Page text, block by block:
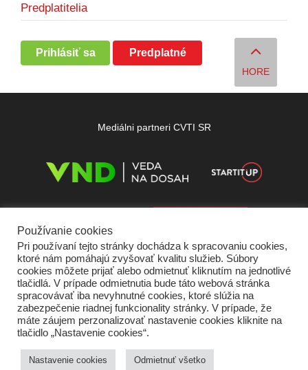
Predplatitelia
Prihlásiť sa Predplatné
HORE
Mediálni partneri CVTI SR
Domov O nás Kontakt Vydavateľ
Podmienky používania
Ochrana súkromia Štatút súťaží
Partneri
RSS Sitemap
Používanie cookies
Pri používaní tejto stránky dochádza k spracovaniu cookies,
ktoré nám pomáhajú zvyšovať kvalitu služieb. Súbory
cookies môžete prijať alebo odmietnuť kliknutím na jednotlivé
tlačidlá. V prípade odmietnutia bude táto webová stránka
spracovávať iba nevyhnutné cookies, ktoré slúžia na
zabezpečenie riadnej funkcionality stránky. V prípade, že
máte záujem perzonalizovať nastavenie cookies kliknite na
tlačidlo „Nastavenie cookies“.
Nastavenie cookies Odmietnuť všetko